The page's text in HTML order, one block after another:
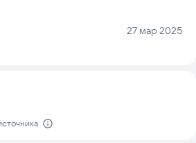
покупок
1080 точек
процесс
оформление
и начните сражение уже
Дата:
27 мар 2025